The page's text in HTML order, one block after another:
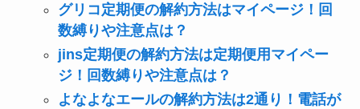
グリコ定期便の解約方法はマイページ！回
数縛りや注意点は？
jins定期便の解約方法は定期便用マイペー
ジ！回数縛りや注意点は？
よなよなエールの解約方法は2通り！電話が